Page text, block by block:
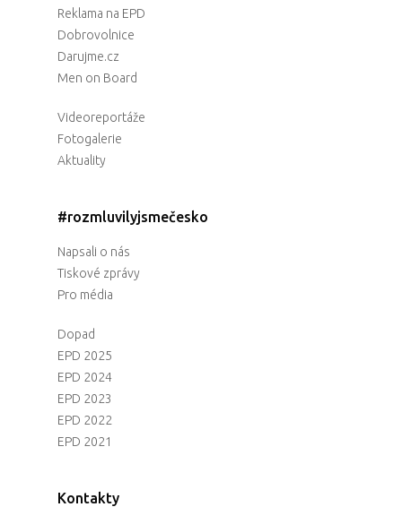
Reklama na EPD
Dobrovolnice
Darujme.cz
Men on Board
Videoreportáže
Fotogalerie
Aktuality
#rozmluvilyjsmečesko
Napsali o nás
Tiskové zprávy
Pro média
Dopad
EPD 2025
EPD 2024
EPD 2023
EPD 2022
EPD 2021
Kontakty